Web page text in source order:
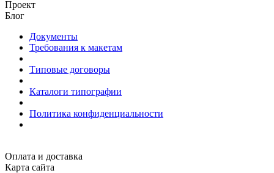
Проект
Блог
Документы
Требования к макетам
Типовые договоры
Каталоги типографии
Политика конфиденциальности
Оплата и доставка
Карта сайта